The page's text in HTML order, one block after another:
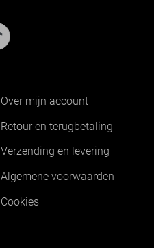
Over mijn account
Retour en terugbetaling
Verzending en levering
Algemene voorwaarden
Cookies